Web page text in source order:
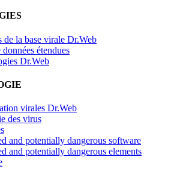
de la base virale Dr.Web
données étendues
Dr.Web
virales Dr.Web
des virus
and potentially dangerous software
and potentially dangerous elements